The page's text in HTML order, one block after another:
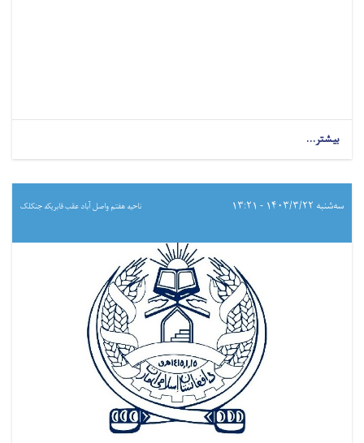
بیشتر...
سه‌شنبه ۱۴۰۳/۳/۲۲ - ۱۳:۲۱ ناحیه هفتم واصل آباد عقب فابریکه جنکلک